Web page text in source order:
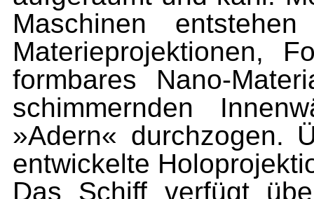
Maschinen
Materieprojektionen,
formbares Nano-
schimmernden
»Adern« durchzogen.
entwickelte
Das Schiff verfügt